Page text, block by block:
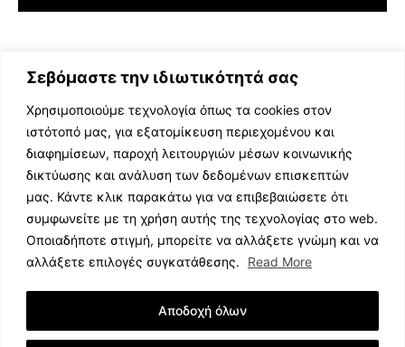
Σεβόμαστε την ιδιωτικότητά σας
Χρησιμοποιούμε τεχνολογία όπως τα cookies στον
ιστότοπό μας, για εξατομίκευση περιεχομένου και
διαφημίσεων, παροχή λειτουργιών μέσων κοινωνικής
δικτύωσης και ανάλυση των δεδομένων επισκεπτών
μας. Κάντε κλικ παρακάτω για να επιβεβαιώσετε ότι
συμφωνείτε με τη χρήση αυτής της τεχνολογίας στο web.
Οποιαδήποτε στιγμή, μπορείτε να αλλάξετε γνώμη και να
αλλάξετε επιλογές συγκατάθεσης.
Read More
Αποδοχή όλων
ΕΛΛΗΝΙΚΗ ΜΟΥΣΙΚΗ
TV SHOWS
EVENTS
ΘΕΑΤΡΟ
ΔΙΑΓΩΝΙΣΜΟΙ
STOA CULTURA
ΣΥΝΕΝΤΕΥΞΕΙΣ